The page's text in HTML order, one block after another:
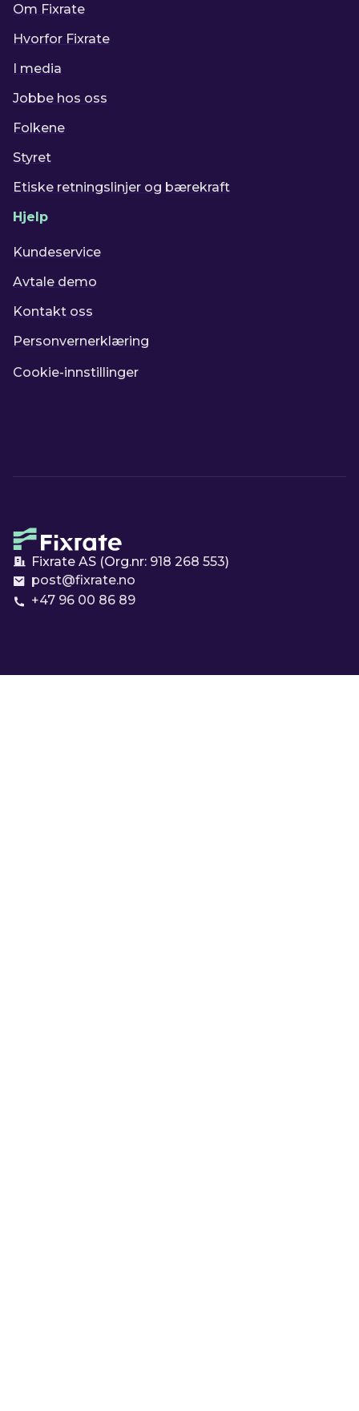
Om Fixrate
Hvorfor Fixrate
I media
Jobbe hos oss
Folkene
Styret
Etiske retningslinjer og bærekraft
Hjelp
Kundeservice
Avtale demo
Kontakt oss
Personvernerklæring
Cookie-innstillinger
Fixrate AS (Org.nr: 918 268 553)
post@fixrate.no
+47 96 00 86 89